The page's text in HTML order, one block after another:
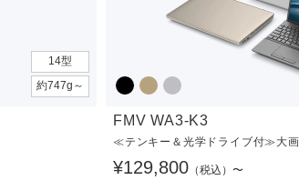
14型
約747g～
FMV WA3-K3
≪テンキー＆光学ドライブ付≫大画
¥129,800 （税込）〜